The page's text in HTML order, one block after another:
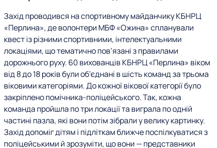
Захід проводився на спортивному майданчику КБНРЦ
«Перлина», де волонтери МБФ «Ожина» спланували
квест із різними спортивними, інтелектуальними
локаціями, що тематично пов’язані з правилами
дорожнього руху. 60 вихованців КБНРЦ «Перлина» віком
від 8 до 18 років були об’єднані в шість команд за трьома
віковими категоріями. До кожної вікової категорії було
закріплено помічника-поліцейського. Так, кожна
команда пройшла по три локації та виграла по одній
частині пазла, які вони потім зібрали у велику картинку.
Захід допоміг дітям і підліткам ближче поспілкуватися з
поліцейськими й зрозуміти, що вони — представники